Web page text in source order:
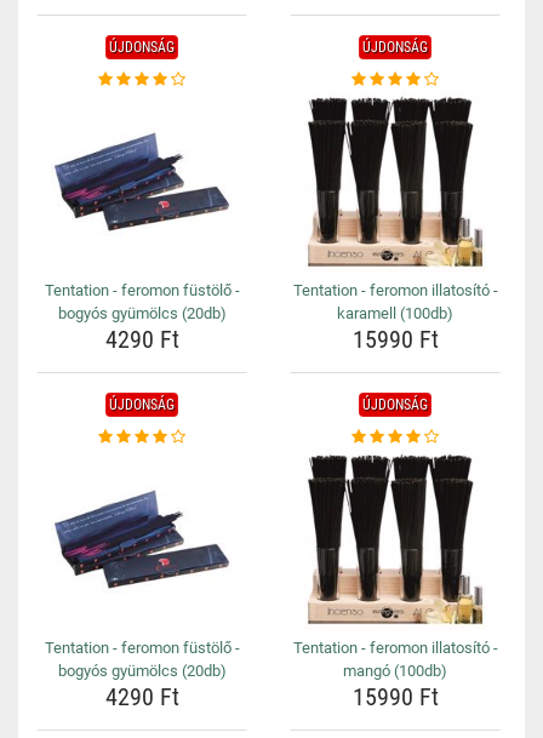
ÚJDONSÁG
Tentation - feromon füstölő -
bogyós gyümölcs (20db)
4290 Ft
ÚJDONSÁG
Tentation - feromon illatosító -
karamell (100db)
15990 Ft
ÚJDONSÁG
Tentation - feromon füstölő -
bogyós gyümölcs (20db)
4290 Ft
ÚJDONSÁG
Tentation - feromon illatosító -
mangó (100db)
15990 Ft